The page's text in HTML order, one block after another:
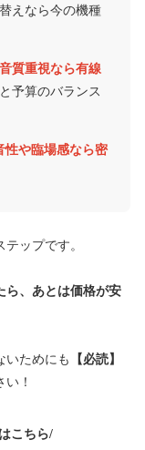
えなら今の機種
質重視なら有線
予算のバランス
性や臨場感なら密
ップです。
ら、あとは価格が安
いためにも
【必読】
！
こちら/